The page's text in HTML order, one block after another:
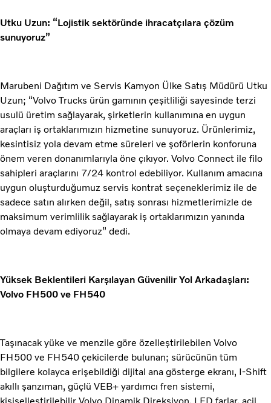
Utku Uzun: “Lojistik sektöründe ihracatçılara çözüm
sunuyoruz”
Marubeni Dağıtım ve Servis Kamyon Ülke Satış Müdürü Utku
Uzun; “Volvo Trucks ürün gamının çeşitliliği sayesinde terzi
usulü üretim sağlayarak, şirketlerin kullanımına en uygun
araçları iş ortaklarımızın hizmetine sunuyoruz. Ürünlerimiz,
kesintisiz yola devam etme süreleri ve şoförlerin konforuna
önem veren donanımlarıyla öne çıkıyor. Volvo Connect ile filo
sahipleri araçlarını 7/24 kontrol edebiliyor. Kullanım amacına
uygun oluşturduğumuz servis kontrat seçeneklerimiz ile de
sadece satın alırken değil, satış sonrası hizmetlerimizle de
maksimum verimlilik sağlayarak iş ortaklarımızın yanında
olmaya devam ediyoruz” dedi.
Yüksek Beklentileri Karşılayan Güvenilir Yol Arkadaşları:
Volvo FH500 ve FH540
Taşınacak yüke ve menzile göre özelleştirilebilen Volvo
FH500 ve FH540 çekicilerde bulunan; sürücünün tüm
bilgilere kolayca erişebildiği dijital ana gösterge ekranı, I-Shift
akıllı şanzıman, güçlü VEB+ yardımcı fren sistemi,